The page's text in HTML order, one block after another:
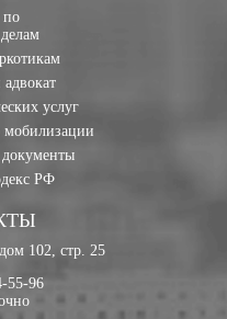
по
услуг
РФ
102, стр. 25
55-96